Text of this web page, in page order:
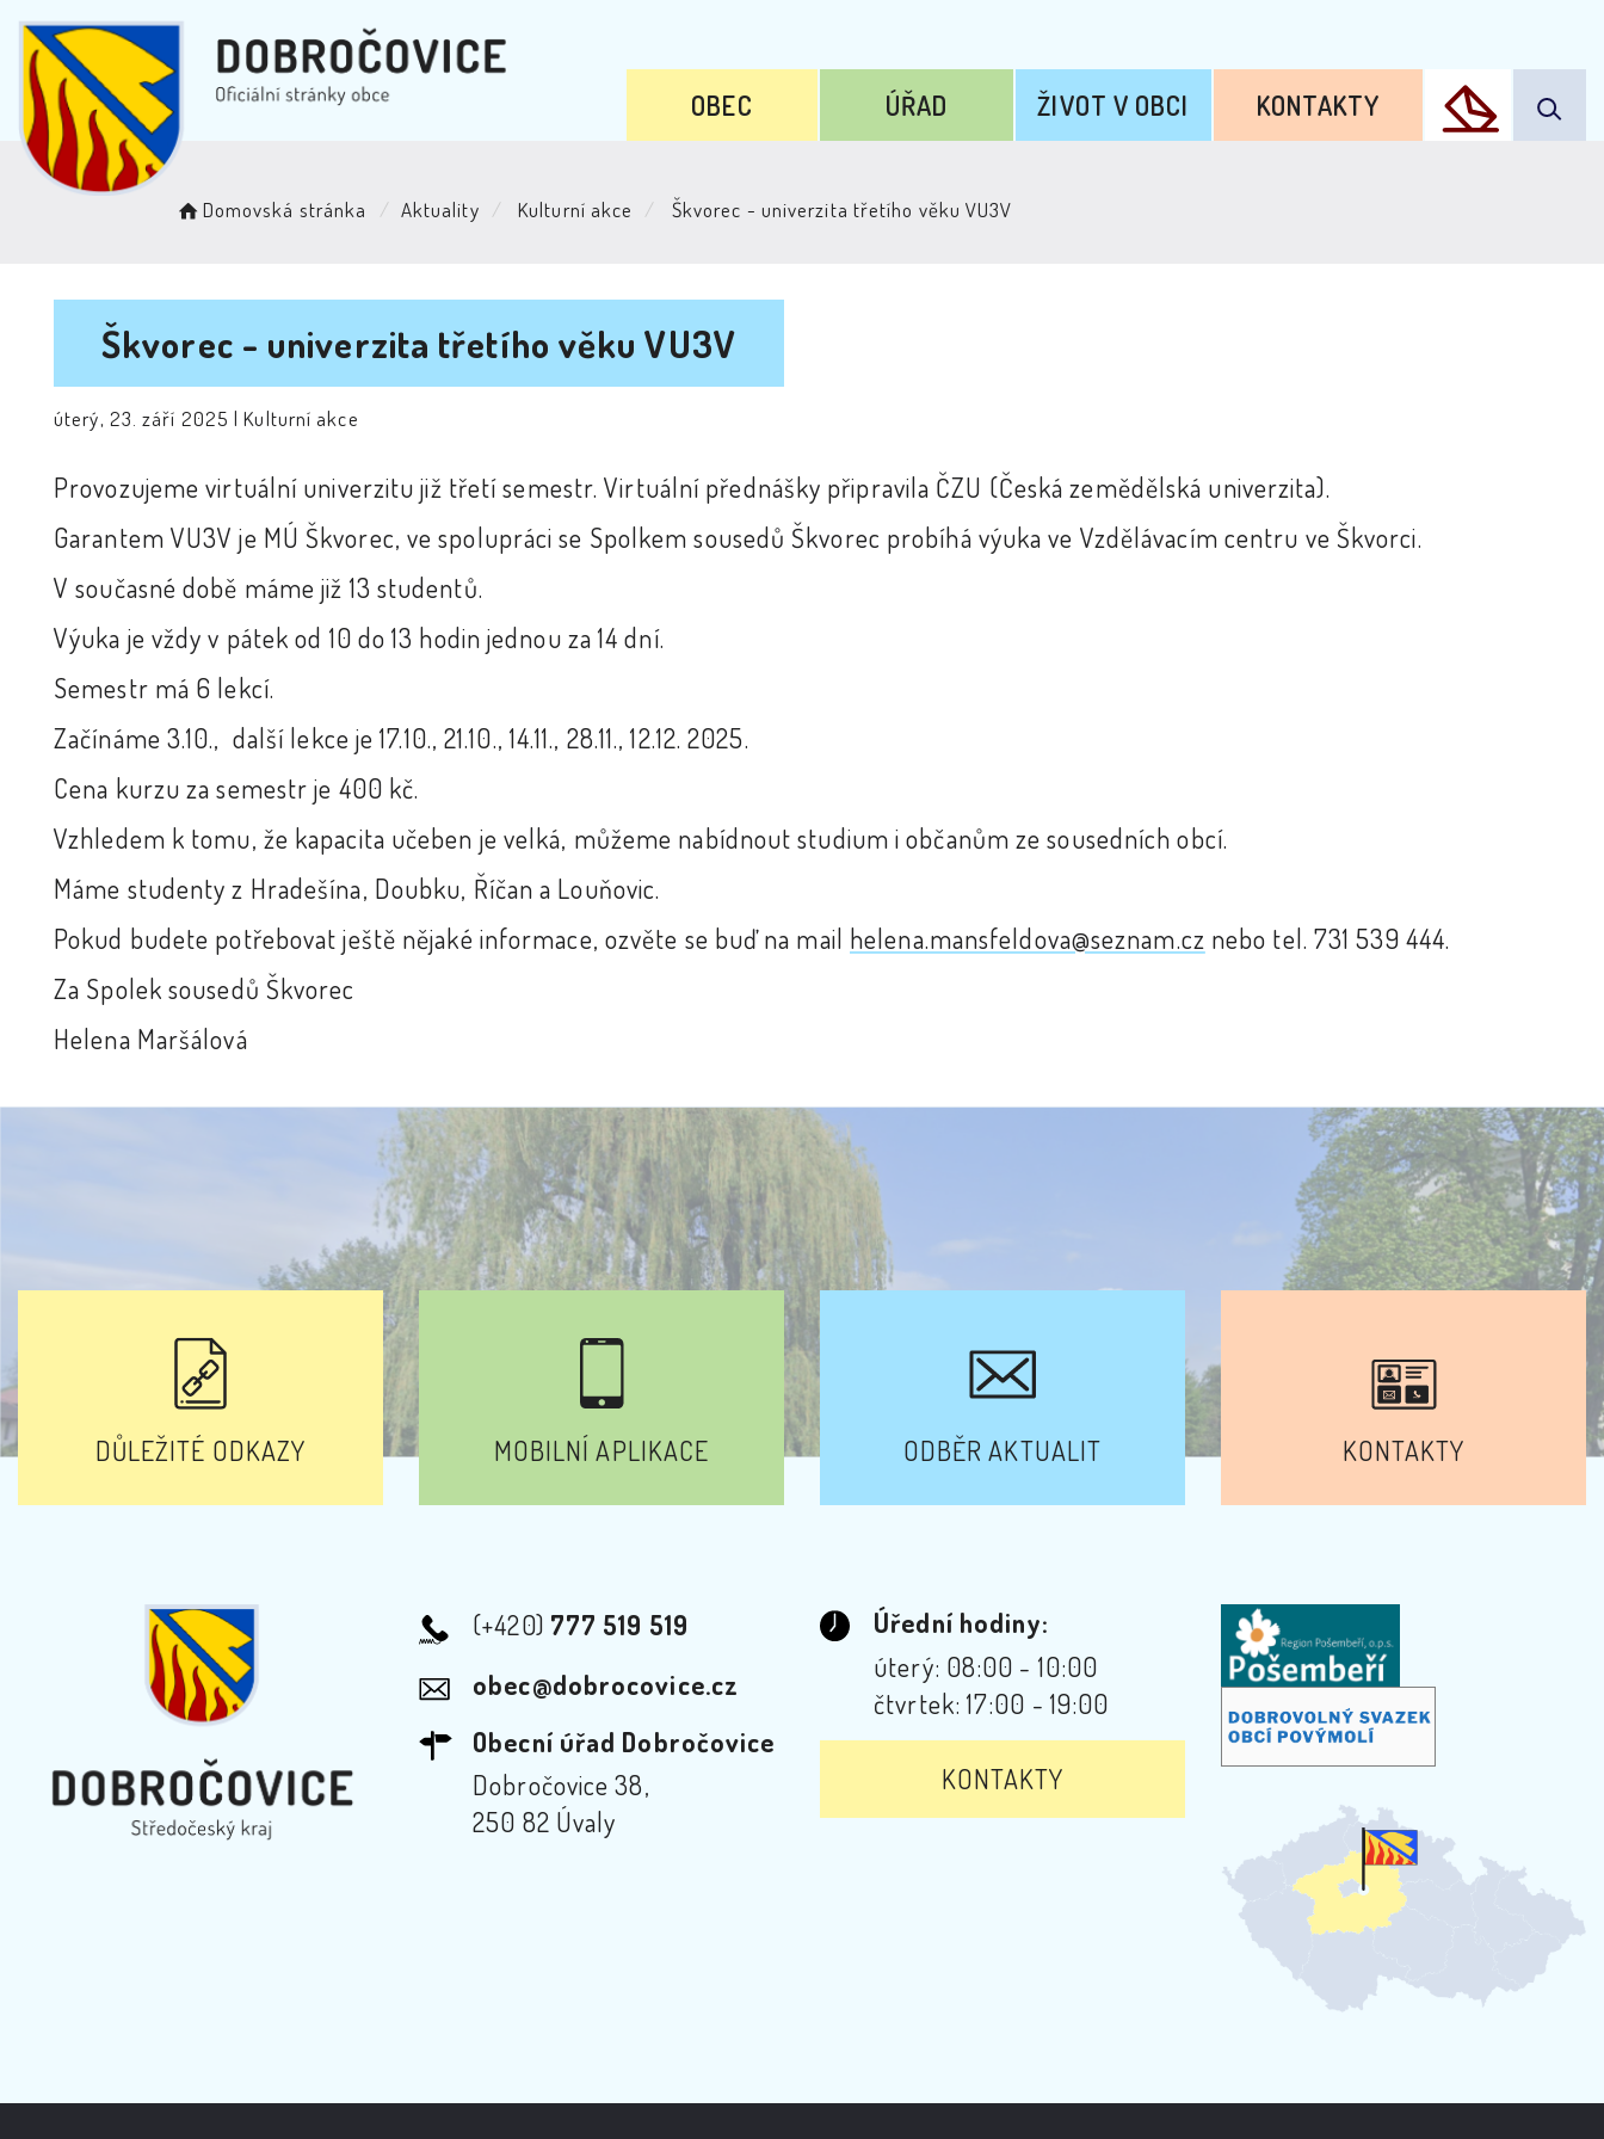
OBEC ÚŘAD ŽIVOT V OBCI KONTAKTY
Domovská stránka Aktuality Kulturní akce Škvorec - univerzita třetího věku VU3V
Škvorec - univerzita třetího věku VU3V
úterý, 23. září 2025 |Kulturní akce
Provozujeme virtuální univerzitu již třetí semestr. Virtuální přednášky připravila ČZU (Česká zemědělská univerzita).
Garantem VU3V je MÚ Škvorec, ve spolupráci se Spolkem sousedů Škvorec probíhá výuka ve Vzdělávacím centru ve Škvorci.
V současné době máme již 13 studentů.
Výuka je vždy v pátek od 10 do 13 hodin jednou za 14 dní.
Semestr má 6 lekcí.
Začínáme 3.10., další lekce je 17.10., 21.10., 14.11., 28.11., 12.12. 2025.
Cena kurzu za semestr je 400 kč.
Vzhledem k tomu, že kapacita učeben je velká, můžeme nabídnout studium i občanům ze sousedních obcí.
Máme studenty z Hradešína, Doubku, Říčan a Louňovic.
Pokud budete potřebovat ještě nějaké informace, ozvěte se buď na mail helena.mansfeldova@seznam.cz nebo tel. 731 539 444.
Za Spolek sousedů Škvorec
Helena Maršálová
DŮLEŽITÉ ODKAZY MOBILNÍ APLIKACE ODBĚR AKTUALIT KONTAKTY
(+420) 777 519 519
obec@dobrocovice.cz
Obecní úřad Dobročovice
Dobročovice 38,
250 82 Úvaly
Úřední hodiny:
úterý: 08:00 - 10:00
čtvrtek: 17:00 - 19:00
KONTAKTY